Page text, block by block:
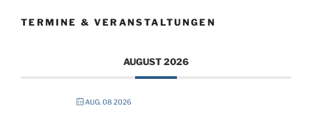
TERMINE & VERANSTALTUNGEN
AUGUST 2026
AUG. 08 2026